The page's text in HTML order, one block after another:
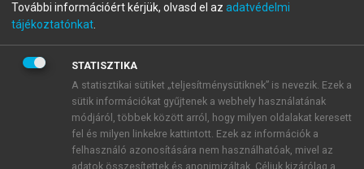
A regisztráció után apróbaidőszakautomatikusan
BELÉPÉS SAJÁT FIÓKKAL
ÚJ FIÓK LÉTREHOZÁSA
1 óra díjmentes hozzáférés
További információért kérjük, olvasd el az adatvédelmi
tájékoztatónkat
STATISZTIKA
A statisztikai sütiket „teljesítménysütiknek” is nevezik. Ezek a
sütik információkat gyűjtenek a webhely használatának
módjáról, többek között arról, hogy milyen oldalakat keresett
fel és milyen linkekre kattintott. Ezek az információk a
felhasználó azonosítására nem használhatóak, mivel az
adatok összesítettek és anonimizáltak. Céljuk kizárólag a